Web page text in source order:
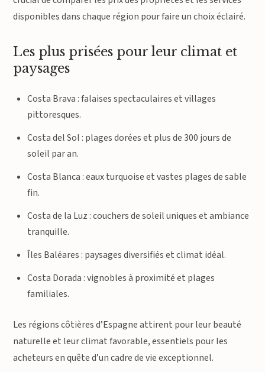
disponibles dans chaque région pour faire un choix éclairé.
Les plus prisées pour leur climat et
paysages
Costa Brava : falaises spectaculaires et villages
pittoresques.
Costa del Sol : plages dorées et plus de 300 jours de
soleil par an.
Costa Blanca : eaux turquoise et vastes plages de sable
fin.
Costa de la Luz : couchers de soleil uniques et ambiance
tranquille.
Îles Baléares : paysages diversifiés et climat idéal.
Costa Dorada : vignobles à proximité et plages
familiales.
Les régions côtières d’Espagne attirent pour leur beauté
naturelle et leur climat favorable, essentiels pour les
acheteurs en quête d’un cadre de vie exceptionnel.